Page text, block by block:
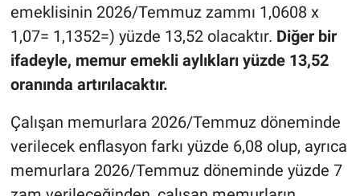
emeklisinin 2026/Temmuz zammı 1,0608 x
1,07= 1,1352=) yüzde 13,52 olacaktır. Diğer bir
ifadeyle, memur emekli aylıkları yüzde 13,52
oranında artırılacaktır.
Çalışan memurlara 2026/Temmuz döneminde
verilecek enflasyon farkı yüzde 6,08 olup, ayrıca
memurlara 2026/Temmuz döneminde yüzde 7